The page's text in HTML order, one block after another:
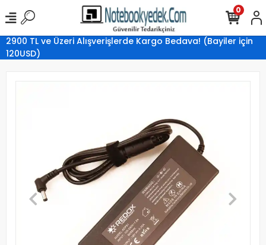
2900 TL ve Üzeri Alışverişlerde Kargo Bedava! (Bayiler için
120USD)
0